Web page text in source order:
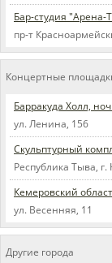
Бар-студия "Арена-
пр-т
Концертные
Барракуда Холл,
ул. Ленина, 156
Скульптурный
Республика Тыва,
Кемеровский
ул. Весенняя, 11
Другие города